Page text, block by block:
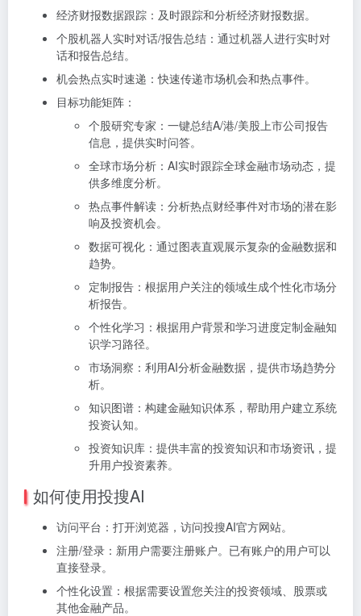
经济财报数据跟踪：及时跟踪和分析经济财报数据。
个股机器人实时对话/报告总结：通过机器人进行实时对
话和报告总结。
机会热点实时速递：快速传递市场机会和热点事件。
目标功能矩阵：
个股研究专家：一键总结A/港/美股上市公司报告
信息，提供实时问答。
全球市场分析：AI实时跟踪全球金融市场动态，提
供多维度分析。
热点事件解读：分析热点财经事件对市场的潜在影
响及投资机会。
数据可视化：通过图表直观展示复杂的金融数据和
趋势。
定制报告：根据用户关注的领域生成个性化市场分
析报告。
个性化学习：根据用户背景和学习进度定制金融知
识学习路径。
市场洞察：利用AI分析金融数据，提供市场趋势分
析。
知识图谱：构建金融知识体系，帮助用户建立系统
投资认知。
投资知识库：提供丰富的投资知识和市场资讯，提
升用户投资素养。
如何使用投搜AI
访问平台： 打开浏览器，访问投搜AI官方网站。
注册/登录： 新用户需要注册账户。 已有账户的用户可以
直接登录。
个性化设置： 根据需要设置您关注的投资领域、股票或
其他金融产品。